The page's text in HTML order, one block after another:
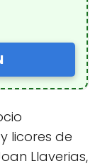
licores de
Llaverias,